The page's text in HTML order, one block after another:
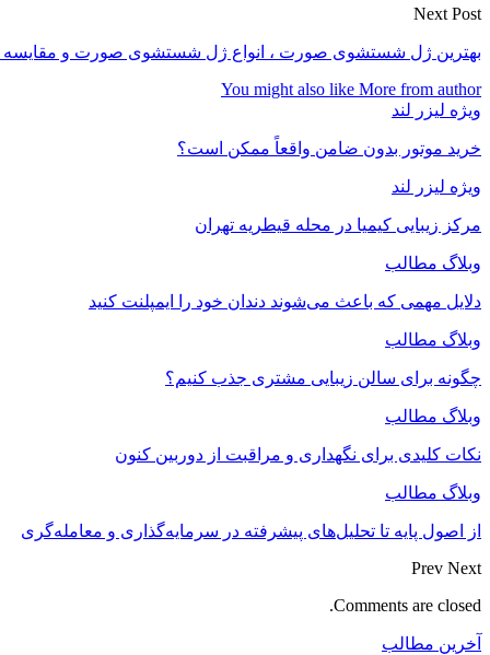
Next Post
بهترین ژل شستشوی صورت ، انواع ژل شستشوی صورت و مقایسه
You might also like More from author
ویژه لیزر لند
خرید موتور بدون ضامن واقعاً ممکن است؟
ویژه لیزر لند
مرکز زیبایی کیمیا در محله قیطریه تهران
وبلاگ مطالب
دلایل مهمی که باعث می‌شوند دندان خود را ایمپلنت کنید
وبلاگ مطالب
چگونه برای سالن زیبایی مشتری جذب کنیم؟
وبلاگ مطالب
نکات کلیدی برای نگهداری و مراقبت از دوربین کنون
وبلاگ مطالب
از اصول پایه تا تحلیل‌های پیشرفته در سرمایه‌گذاری و معامله‌گری
Prev Next
Comments are closed.
آخرین مطالب